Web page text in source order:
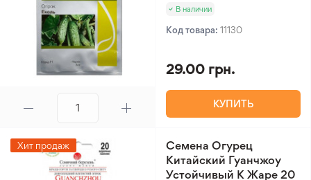
В наличии
Код товара: 11130
29.00 грн.
КУПИТЬ
Хит продаж
Семена Огурец
Китайский Гуанчжоу
Устойчивый К Жаре 20